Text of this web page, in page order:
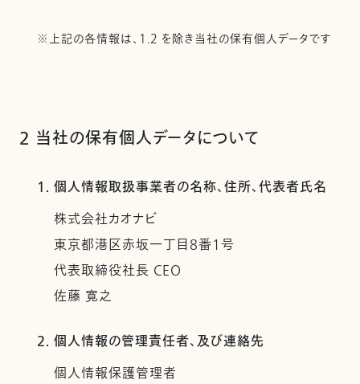
※上記の各情報は、1.2 を除き当社の保有個人データです
2 当社の保有個人データについて
1. 個人情報取扱事業者の名称、住所、代表者氏名
株式会社カオナビ
東京都港区赤坂一丁目8番1号
代表取締役社長 CEO
佐藤 寛之
2. 個人情報の管理責任者、及び連絡先
個人情報保護管理者